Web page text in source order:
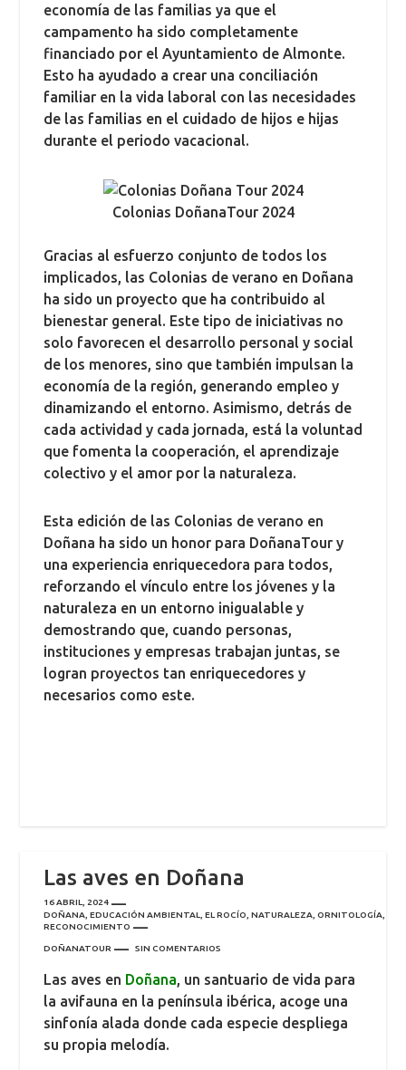
economía de las familias ya que el
campamento ha sido completamente
financiado por el Ayuntamiento de Almonte.
Esto ha ayudado a crear una conciliación
familiar en la vida laboral con las necesidades
de las familias en el cuidado de hijos e hijas
durante el periodo vacacional.
Colonias DoñanaTour 2024
Gracias al esfuerzo conjunto de todos los
implicados, las Colonias de verano en Doñana
ha sido un proyecto que ha contribuido al
bienestar general. Este tipo de iniciativas no
solo favorecen el desarrollo personal y social
de los menores, sino que también impulsan la
economía de la región, generando empleo y
dinamizando el entorno. Asimismo, detrás de
cada actividad y cada jornada, está la voluntad
que fomenta la cooperación, el aprendizaje
colectivo y el amor por la naturaleza.
Esta edición de las Colonias de verano en
Doñana ha sido un honor para DoñanaTour y
una experiencia enriquecedora para todos,
reforzando el vínculo entre los jóvenes y la
naturaleza en un entorno inigualable y
demostrando que, cuando personas,
instituciones y empresas trabajan juntas, se
logran proyectos tan enriquecedores y
necesarios como este.
Las aves en Doñana
16 ABRIL, 2024
DOÑANA, EDUCACIÓN AMBIENTAL, EL ROCÍO, NATURALEZA, ORNITOLOGÍA,
RECONOCIMIENTO
DOÑANATOUR SIN COMENTARIOS
Las aves en Doñana, un santuario de vida para
la avifauna en la península ibérica, acoge una
sinfonía alada donde cada especie despliega
su propia melodía.